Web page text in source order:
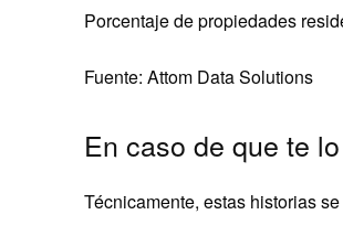
Porcentaje de propiedades
Fuente: Attom Data Solutions
En caso de que te
Técnicamente, estas historias